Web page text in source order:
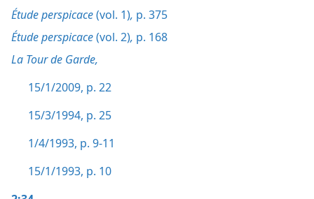
Étude perspicace(vol. 1), p. 375
Étude perspicace(vol. 2), p. 168
La Tour de Garde,
15/1/2009, p. 22
15/3/1994, p. 25
1/4/1993, p. 9-11
15/1/1993, p. 10